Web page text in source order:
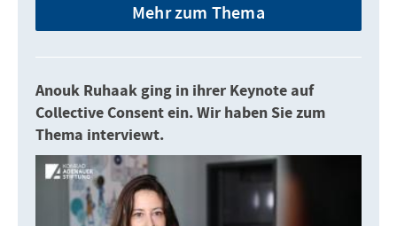
Mehr zum Thema
Anouk Ruhaak ging in ihrer Keynote auf
Collective Consent ein. Wir haben Sie zum
Thema interviewt.